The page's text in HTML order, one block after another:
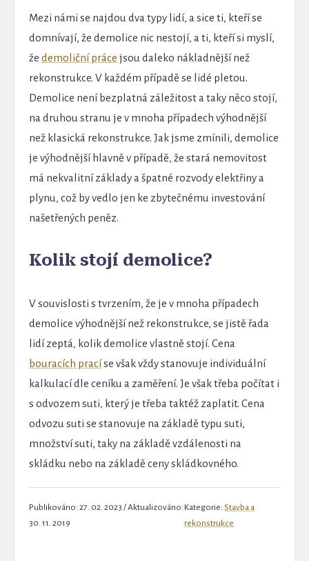
Mezi námi se najdou dva typy lidí, a sice ti, kteří se
domnívají, že demolice nic nestojí, a ti, kteří si myslí,
žedemoliční práce jsou daleko nákladnější než
rekonstrukce. V každém případě se lidé pletou.
Demolice není bezplatná záležitost a taky něco stojí,
na druhou stranu je v mnoha případech výhodnější
než klasická rekonstrukce. Jak jsme zmínili, demolice
je výhodnější hlavně v případě, že stará nemovitost
má nekvalitní základy a špatné rozvody elektřiny a
plynu, což by vedlo jen ke zbytečnému investování
našetřených peněz.
Kolik stojí demolice?
V souvislosti s tvrzením, že je v mnoha případech
demolice výhodnější než rekonstrukce, se jistě řada
lidí zeptá, kolik demolice vlastně stojí. Cena
bouracích pracíse však vždy stanovuje individuální
kalkulací dle ceníku a zaměření. Je však třeba počítat i
s odvozem suti, který je třeba taktéž zaplatit. Cena
odvozu suti se stanovuje na základě typu suti,
množství suti, taky na základě vzdálenosti na
skládku nebo na základě ceny skládkovného.
Publikováno: 27. 02. 2023 / Aktualizováno:
30. 11. 2019
Kategorie: Stavba a
rekonstrukce